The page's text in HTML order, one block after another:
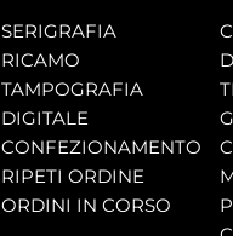
SERIGRAFIA
RICAMO
TAMPOGRAFIA
DIGITALE
CONFEZIONAMENTO
RIPETI ORDINE
ORDINI IN CORSO